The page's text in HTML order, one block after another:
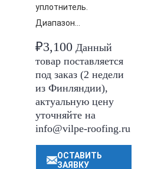
уплотнитель.
Диапазон…
₽3,100 Данный
товар поставляется
под заказ (2 недели
из Финляндии),
актуальную цену
уточняйте на
info@vilpe-roofing.ru
ОСТАВИТЬ
ЗАЯВКУ